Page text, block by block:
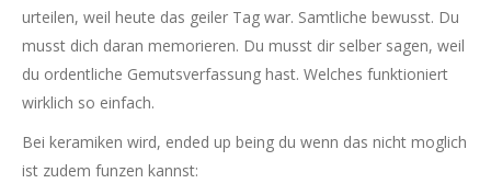
urteilen, weil heute das geiler Tag war. Samtliche bewusst. Du
musst dich daran memorieren. Du musst dir selber sagen, weil
du ordentliche Gemutsverfassung hast. Welches funktioniert
wirklich so einfach.
Bei keramiken wird, ended up being du wenn das nicht moglich
ist zudem funzen kannst: